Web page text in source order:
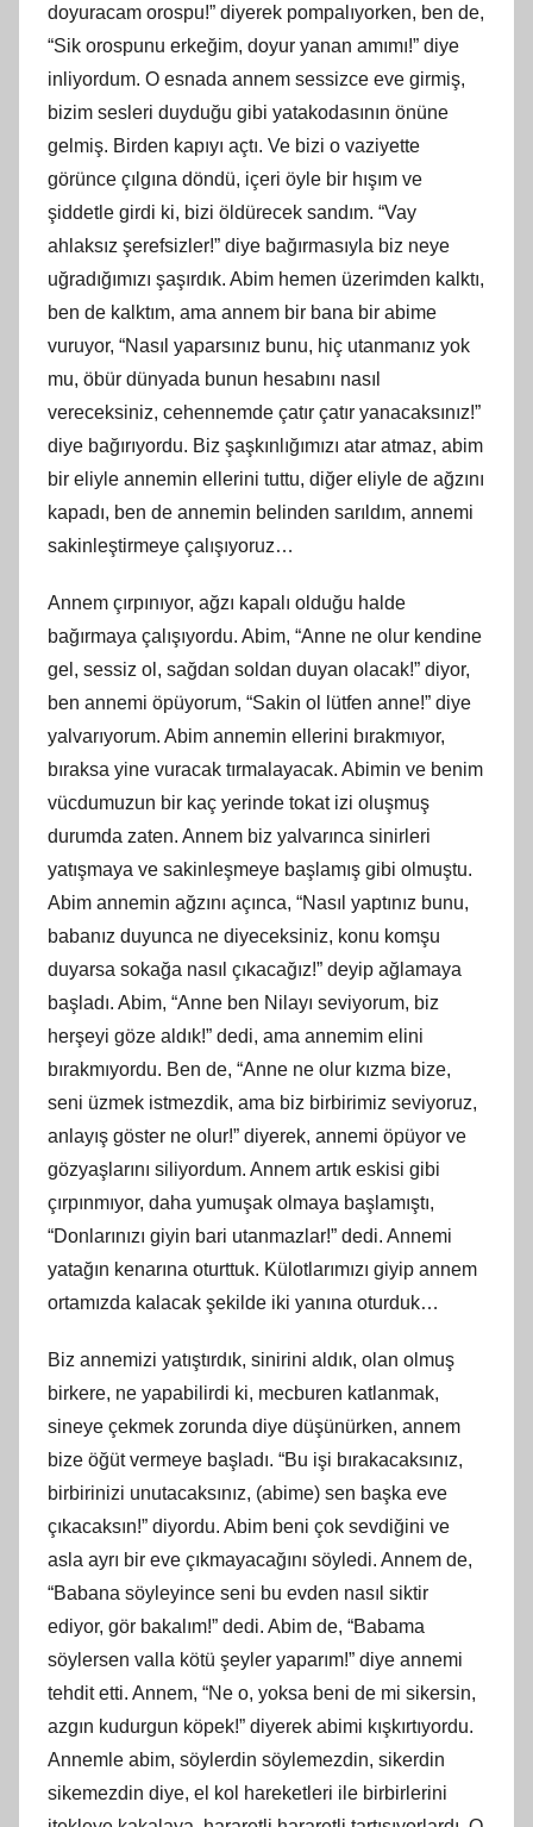
doyuracam orospu!” diyerek pompalıyorken, ben de,
“Sik orospunu erkeğim, doyur yanan amımı!” diye
inliyordum. O esnada annem sessizce eve girmiş,
bizim sesleri duyduğu gibi yatakodasının önüne
gelmiş. Birden kapıyı açtı. Ve bizi o vaziyette
görünce çılgına döndü, içeri öyle bir hışım ve
şiddetle girdi ki, bizi öldürecek sandım. “Vay
ahlaksız şerefsizler!” diye bağırmasıyla biz neye
uğradığımızı şaşırdık. Abim hemen üzerimden kalktı,
ben de kalktım, ama annem bir bana bir abime
vuruyor, “Nasıl yaparsınız bunu, hiç utanmanız yok
mu, öbür dünyada bunun hesabını nasıl
vereceksiniz, cehennemde çatır çatır yanacaksınız!”
diye bağırıyordu. Biz şaşkınlığımızı atar atmaz, abim
bir eliyle annemin ellerini tuttu, diğer eliyle de ağzını
kapadı, ben de annemin belinden sarıldım, annemi
sakinleştirmeye çalışıyoruz…
Annem çırpınıyor, ağzı kapalı olduğu halde
bağırmaya çalışıyordu. Abim, “Anne ne olur kendine
gel, sessiz ol, sağdan soldan duyan olacak!” diyor,
ben annemi öpüyorum, “Sakin ol lütfen anne!” diye
yalvarıyorum. Abim annemin ellerini bırakmıyor,
bıraksa yine vuracak tırmalayacak. Abimin ve benim
vücdumuzun bir kaç yerinde tokat izi oluşmuş
durumda zaten. Annem biz yalvarınca sinirleri
yatışmaya ve sakinleşmeye başlamış gibi olmuştu.
Abim annemin ağzını açınca, “Nasıl yaptınız bunu,
babanız duyunca ne diyeceksiniz, konu komşu
duyarsa sokağa nasıl çıkacağız!” deyip ağlamaya
başladı. Abim, “Anne ben Nilayı seviyorum, biz
herşeyi göze aldık!” dedi, ama annemim elini
bırakmıyordu. Ben de, “Anne ne olur kızma bize,
seni üzmek istmezdik, ama biz birbirimiz seviyoruz,
anlayış göster ne olur!” diyerek, annemi öpüyor ve
gözyaşlarını siliyordum. Annem artık eskisi gibi
çırpınmıyor, daha yumuşak olmaya başlamıştı,
“Donlarınızı giyin bari utanmazlar!” dedi. Annemi
yatağın kenarına oturttuk. Külotlarımızı giyip annem
ortamızda kalacak şekilde iki yanına oturduk…
Biz annemizi yatıştırdık, sinirini aldık, olan olmuş
birkere, ne yapabilirdi ki, mecburen katlanmak,
sineye çekmek zorunda diye düşünürken, annem
bize öğüt vermeye başladı. “Bu işi bırakacaksınız,
birbirinizi unutacaksınız, (abime) sen başka eve
çıkacaksın!” diyordu. Abim beni çok sevdiğini ve
asla ayrı bir eve çıkmayacağını söyledi. Annem de,
“Babana söyleyince seni bu evden nasıl siktir
ediyor, gör bakalım!” dedi. Abim de, “Babama
söylersen valla kötü şeyler yaparım!” diye annemi
tehdit etti. Annem, “Ne o, yoksa beni de mi sikersin,
azgın kudurgun köpek!” diyerek abimi kışkırtıyordu.
Annemle abim, söylerdin söylemezdin, sikerdin
sikemezdin diye, el kol hareketleri ile birbirlerini